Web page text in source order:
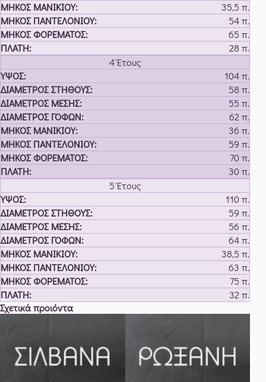
35,5 π.
54 π.
65 π.
28 π.
4 Έτους
104 π.
58 π.
55 π.
62 π.
36 π.
59 π.
70 π.
30 π.
5 Έτους
110 π.
59 π.
56 π.
64 π.
38,5 π.
63 π.
75 π.
32 π.
Σχετικά προιόντα